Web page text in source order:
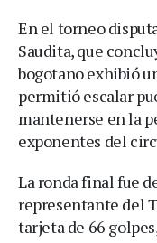
En el torneo
Saudita, que
bogotano exhibió
permitió escalar
mantenerse en la
exponentes del
La ronda final fue
representante del
tarjeta de 66